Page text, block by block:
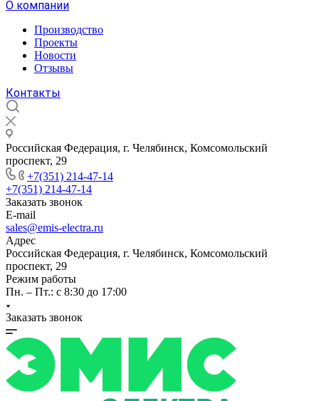
О компании
Производство
Проекты
Новости
Отзывы
Контакты
Российская Федерация, г. Челябинск, Комсомольский
проспект, 29
+7(351) 214-47-14
+7(351) 214-47-14
Заказать звонок
E-mail
sales@emis-electra.ru
Адрес
Российская Федерация, г. Челябинск, Комсомольский
проспект, 29
Режим работы
Пн. – Пт.: с 8:30 до 17:00
Заказать звонок